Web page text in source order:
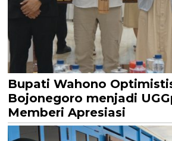
Bupati Wahono
Bojonegoro menjadi
Memberi Apresiasi